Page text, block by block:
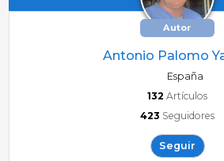
Autor
Antonio Palomo
España
132 Artículos
423 Seguidores
Seguir